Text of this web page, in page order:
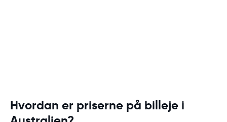
Hvordan er priserne på billeje i